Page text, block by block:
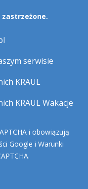
serwisie
KRAUL
KRAUL Wakacje
i obowiązują
Google i Warunki
.